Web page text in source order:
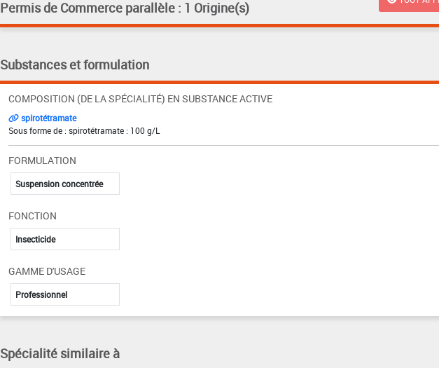
Permis de Commerce parallèle : 1 Origine(s)
Substances et formulation
COMPOSITION (DE LA SPÉCIALITÉ) EN SUBSTANCE ACTIVE
spirotétramate
Sous forme de : spirotétramate : 100 g/L
FORMULATION
Suspension concentrée
FONCTION
Insecticide
GAMME D'USAGE
Professionnel
Spécialité similaire à